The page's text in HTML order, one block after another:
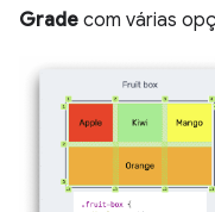
Grade com várias